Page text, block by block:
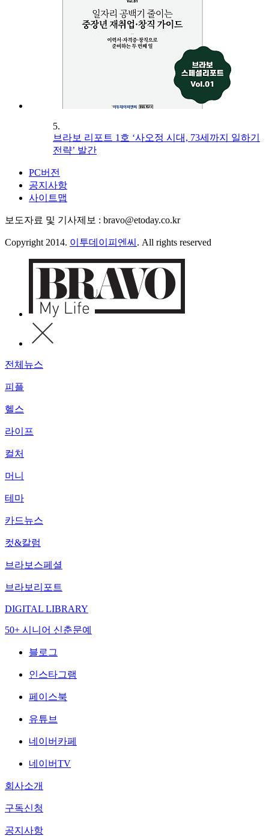
5.
브라보 리포트 1호 ‘사오정 시대, 73세까지 일하기
전략’ 발간
PC버전
공지사항
사이트맵
보도자료 및 기사제보 : bravo@etoday.co.kr
Copyright 2014. 이투데이피엔씨 . All rights reserved
전체뉴스
피플
헬스
라이프
컬처
머니
테마
카드뉴스
컷&칼럼
브라보스페셜
브라보리포트
DIGITAL LIBRARY
50+ 시니어 신춘문예
블로그
인스타그램
페이스북
유튜브
네이버카페
네이버TV
회사소개
구독신청
공지사항